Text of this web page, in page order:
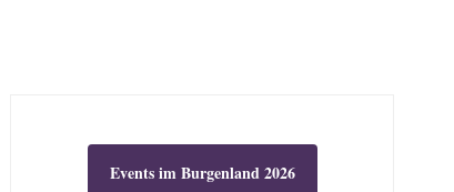
Events im Burgenland 2026